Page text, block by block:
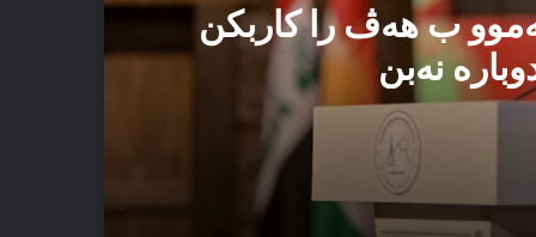
ب هەڤ را کاربکن
نەبن
ئەڤ تاوان دوبارە نەبن